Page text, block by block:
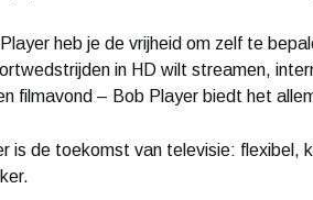
heb je de vrijheid om zelf te
in HD wilt streamen,
filmavond – Bob Player biedt het
is de toekomst van televisie: flexibel,